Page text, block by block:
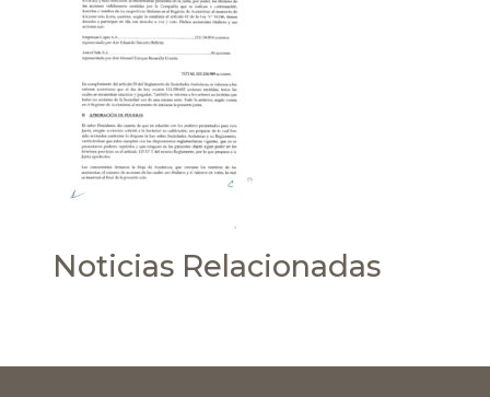
Noticias Relacionadas